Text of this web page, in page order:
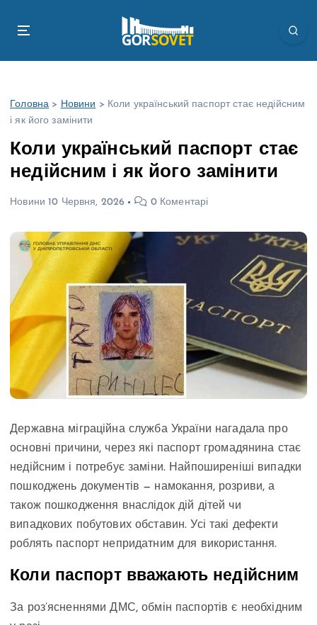
Головна > Новини > Коли український паспорт стає недійсним
і як його замінити
Коли український паспорт стає
недійсним і як його замінити
Новини 10 Червня, 2026 0 Коментарі
Державна міграційна служба України нагадала про
основні причини, через які паспорт громадянина стає
недійсним і потребує заміни. Найпоширеніші випадки
пошкоджень документів — намокання, розриви, а
також пошкодження внаслідок дій дітей чи
випадкових побутових обставин. Усі такі дефекти
роблять паспорт непридатним для використання.
Коли паспорт вважають недійсним
За роз’ясненнями ДМС, обмін паспортів є необхідним